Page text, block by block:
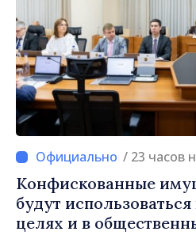
/ 23 часов
Конфискованные
будут
целях и в